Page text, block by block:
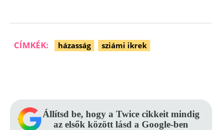
CÍMKÉK: házasság sziámi ikrek
Állítsd be, hogy a Twice cikkeit mindig
az elsők között lásd a Google-ben